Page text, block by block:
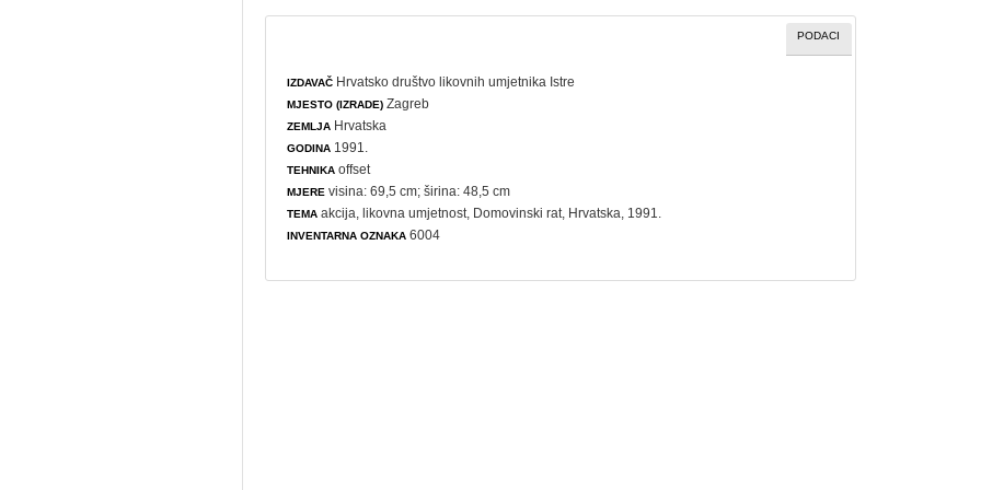
PODACI
IZDAVAČ Hrvatsko društvo likovnih umjetnika Istre
MJESTO (IZRADE) Zagreb
ZEMLJA Hrvatska
GODINA 1991.
TEHNIKA offset
MJERE visina: 69,5 cm; širina: 48,5 cm
TEMA akcija ,likovna umjetnost Domovinski rat , Hrvatska, 1991.
INVENTARNA OZNAKA 6004